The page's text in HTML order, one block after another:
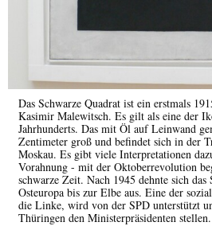
Das Schwarze Quadrat ist ein erstmals
Kasimir Malewitsch. Es gilt als eine der
Jahrhunderts. Das mit Öl auf Leinwand
Zentimeter groß und befindet sich in der
Moskau. Es gibt viele Interpretationen
Vorahnung - mit der Oktoberrevolution
schwarze Zeit. Nach 1945 dehnte sich das
Osteuropa bis zur Elbe aus. Eine der
die Linke, wird von der SPD unterstützt
Thüringen den Ministerpräsidenten